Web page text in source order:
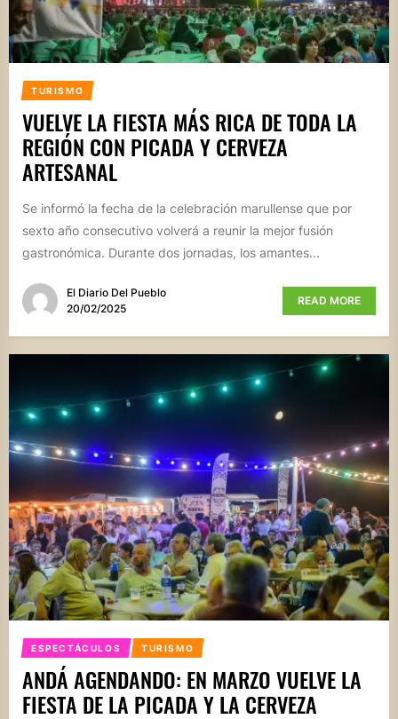
TURISMO
VUELVE LA FIESTA MÁS RICA DE TODA LA
REGIÓN CON PICADA Y CERVEZA
ARTESANAL
Se informó la fecha de la celebración marullense que por
sexto año consecutivo volverá a reunir la mejor fusión
gastronómica. Durante dos jornadas, los amantes...
El Diario Del Pueblo
20/02/2025
READ MORE
ESPECTÁCULOS TURISMO
ANDÁ AGENDANDO: EN MARZO VUELVE LA
FIESTA DE LA PICADA Y LA CERVEZA